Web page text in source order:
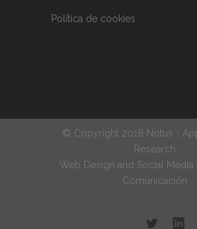
Política de cookies
© Copyright 2018 Notus ::
Research
Web Design and Social Media
Comunicación